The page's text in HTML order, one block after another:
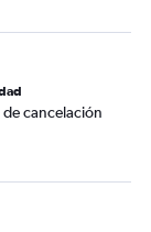
de cancelación